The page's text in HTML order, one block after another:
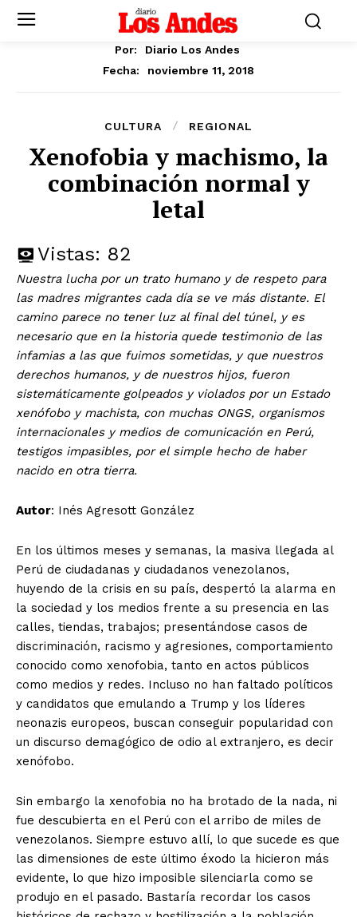
Por:
Diario Los Andes
Fecha:
noviembre 11, 2018
CULTURA REGIONAL
Xenofobia y machismo, la
combinación normal y
letal
Vistas: 82
Nuestra lucha por un trato humano y de respeto para
las madres migrantes cada día se ve más distante. El
camino parece no tener luz al final del túnel, y es
necesario que en la historia quede testimonio de las
infamias a las que fuimos sometidas, y que nuestros
derechos humanos, y de nuestros hijos, fueron
sistemáticamente golpeados y violados por un Estado
xenófobo y machista, con muchas ONGS, organismos
internacionales y medios de comunicación en Perú,
testigos impasibles, por el simple hecho de haber
nacido en otra tierra.
Autor: Inés Agresott González
En los últimos meses y semanas, la masiva llegada al
Perú de ciudadanas y ciudadanos venezolanos,
huyendo de la crisis en su país, despertó la alarma en
la sociedad y los medios frente a su presencia en las
calles, tiendas, trabajos; presentándose casos de
discriminación, racismo y agresiones, comportamiento
conocido como xenofobia, tanto en actos públicos
como medios y redes. Incluso no han faltado políticos
y candidatos que emulando a Trump y los líderes
neonazis europeos, buscan conseguir popularidad con
un discurso demagógico de odio al extranjero, es decir
xenófobo.
Sin embargo la xenofobia no ha brotado de la nada, ni
fue descubierta en el Perú con el arribo de miles de
venezolanos. Siempre estuvo allí, lo que sucede es que
las dimensiones de este último éxodo la hicieron más
evidente, lo que hizo imposible silenciarla como se
produjo en el pasado. Bastaría recordar los casos